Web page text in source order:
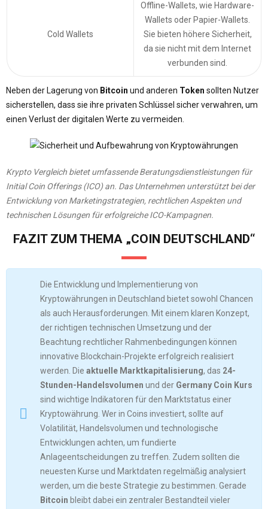
Cold Wallets
Offline-Wallets, wie Hardware-
Wallets oder Papier-Wallets.
Sie bieten höhere Sicherheit,
da sie nicht mit dem Internet
verbunden sind.
Neben der Lagerung von Bitcoin und anderen Token sollten Nutzer
sicherstellen, dass sie ihre privaten Schlüssel sicher verwahren, um
einen Verlust der digitalen Werte zu vermeiden.
Krypto Vergleich bietet umfassende Beratungsdienstleistungen für
Initial Coin Offerings (ICO) an. Das Unternehmen unterstützt bei der
Entwicklung von Marketingstrategien, rechtlichen Aspekten und
technischen Lösungen für erfolgreiche ICO-Kampagnen.
FAZIT ZUM THEMA „COIN DEUTSCHLAND“
Die Entwicklung und Implementierung von
Kryptowährungen in Deutschland bietet sowohl Chancen
als auch Herausforderungen. Mit einem klaren Konzept,
der richtigen technischen Umsetzung und der
Beachtung rechtlicher Rahmenbedingungen können
innovative Blockchain-Projekte erfolgreich realisiert
werden. Die aktuelle Marktkapitalisierung, das 24-
Stunden-Handelsvolumen und der Germany Coin Kurs
sind wichtige Indikatoren für den Marktstatus einer
Kryptowährung. Wer in Coins investiert, sollte auf
Volatilität, Handelsvolumen und technologische
Entwicklungen achten, um fundierte
Anlageentscheidungen zu treffen. Zudem sollten die
neuesten Kurse und Marktdaten regelmäßig analysiert
werden, um die beste Strategie zu bestimmen. Gerade
Bitcoin bleibt dabei ein zentraler Bestandteil vieler